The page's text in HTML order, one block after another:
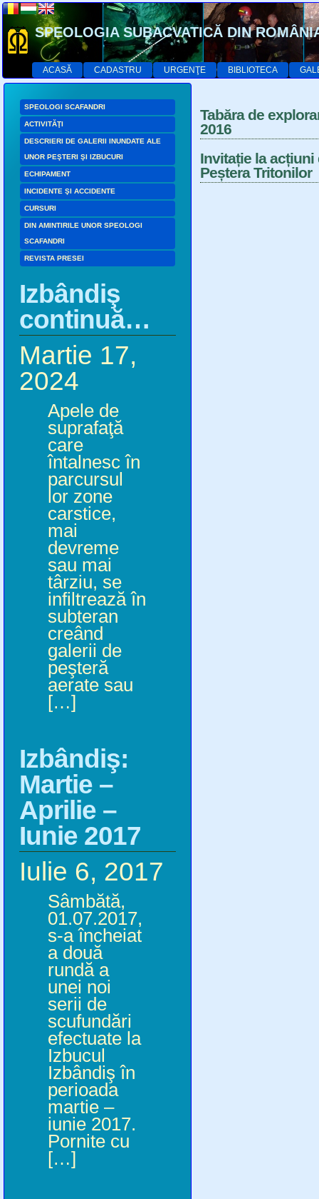
SPEOLOGIA SUBACVATICĂ DIN
ACASĂ CADASTRU URGENŢE BIBLIOTECA
SPEOLOGI SCAFANDRI
ACTIVITĂŢI
DESCRIERI DE GALERII INUNDATE ALE
UNOR PEŞTERI ŞI IZBUCURI
ECHIPAMENT
INCIDENTE ŞI ACCIDENTE
CURSURI
DIN AMINTIRILE UNOR SPEOLOGI
SCAFANDRI
REVISTA PRESEI
Izbândiş
continuă…
Martie 17,
2024
Apele de
suprafaţă
care
întalnesc în
parcursul
lor zone
carstice,
mai
devreme
sau mai
târziu, se
infiltrează în
subteran
creând
galerii de
peşteră
aerate sau
[…]
Izbândiş:
Martie –
Aprilie –
Iunie 2017
Iulie 6, 2017
Sâmbătă,
01.07.2017,
s-a încheiat
a două
rundă a
unei noi
serii de
scufundări
efectuate la
Izbucul
Izbândiş în
perioada
martie –
iunie 2017.
Pornite cu
[…]
Tabăra de
2016
Invitație la
Peștera Tritonilor